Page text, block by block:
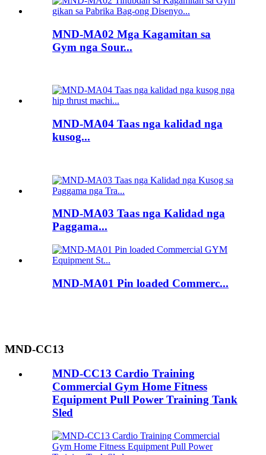
MND-MA02 Mga Kagamitan sa
Gym nga Sour...
MND-MA04 Taas nga kalidad nga
kusog...
MND-MA03 Taas nga Kalidad nga
Paggama...
MND-MA01 Pin loaded Commerc...
MND-CC13
MND-CC13 Cardio Training
Commercial Gym Home Fitness
Equipment Pull Power Training Tank
Sled